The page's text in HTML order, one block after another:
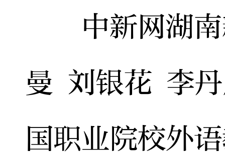
中新网湖南
曼 刘银花 李
国职业院校外